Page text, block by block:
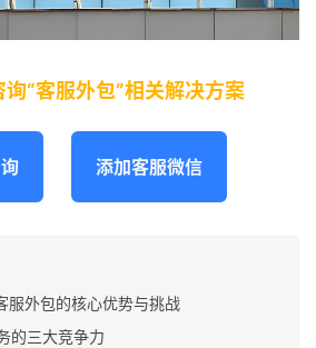
“客服外包”相关解决方案
添加客服微信
服外包的核心优势与挑战
的三大竞争力